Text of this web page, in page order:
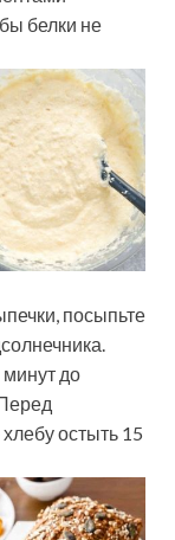
белки не
посыпьте
минут до
остыть 15